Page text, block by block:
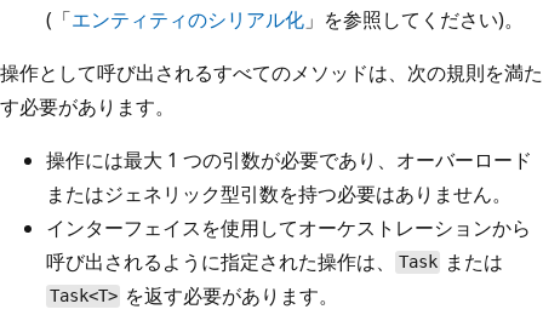
(「エンティティのシリアル化 」を参照してください)。
操作として呼び出されるすべてのメソッドは、次の規則を満た
す必要があります。
操作には最大 1 つの引数が必要であり、オーバーロード
またはジェネリック型引数を持つ必要はありません。
インターフェイスを使用してオーケストレーションから
呼び出されるように指定された操作は、
Task または
Task<T> を返す必要があります。